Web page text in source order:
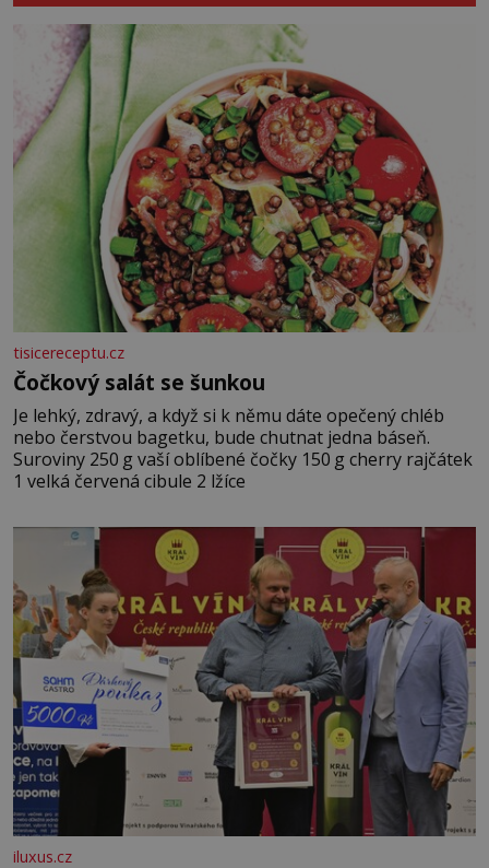
tisicereceptu.cz
Čočkový salát se šunkou
Je lehký, zdravý, a když si k němu dáte opečený chléb
nebo čerstvou bagetku, bude chutnat jedna báseň.
Suroviny 250 g vaší oblíbené čočky 150 g cherry rajčátek
1 velká červená cibule 2 lžíce
iluxus.cz